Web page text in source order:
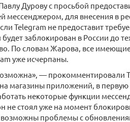
Дурову с просьбой
для внесения в
Telegram не предоставит
заблокирован в России до
По словам Жарова, все
уже исчерпаны.
— прокомментировали
магазины приложений, в
некоторые функции
не стоял уже на момент
возможны проблемы с